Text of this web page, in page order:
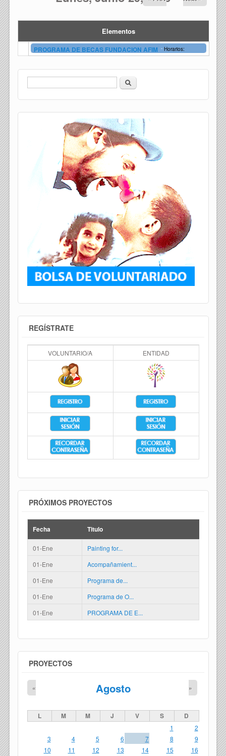
Elementos
PROGRAMA DE BECAS FUNDACION AFIM - Horarios:
Formulario de búsqueda
Buscar
REGÍSTRATE
VOLUNTARIO/A ENTIDAD
PRÓXIMOS PROYECTOS
Fecha Titulo
01-Ene
Painting for...
01-Ene
Acompañamient...
01-Ene
Programa de...
01-Ene
Programa de O...
01-Ene
PROGRAMA DE E...
PROYECTOS
Agosto
« »
L M M J V S D
1
2
3
4 5 6 7 8
9
10
11 12 13 14 15
16